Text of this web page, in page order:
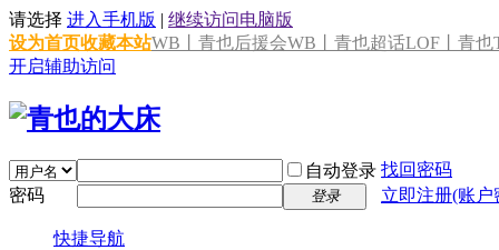
请选择 进入手机版 | 继续访问电脑版
设为首页收藏本站WB丨青也后援会WB丨青也超话LOF丨青也
开启辅助访问
自动登录 找回密码
密码
登录 立即注册(账
快捷导航